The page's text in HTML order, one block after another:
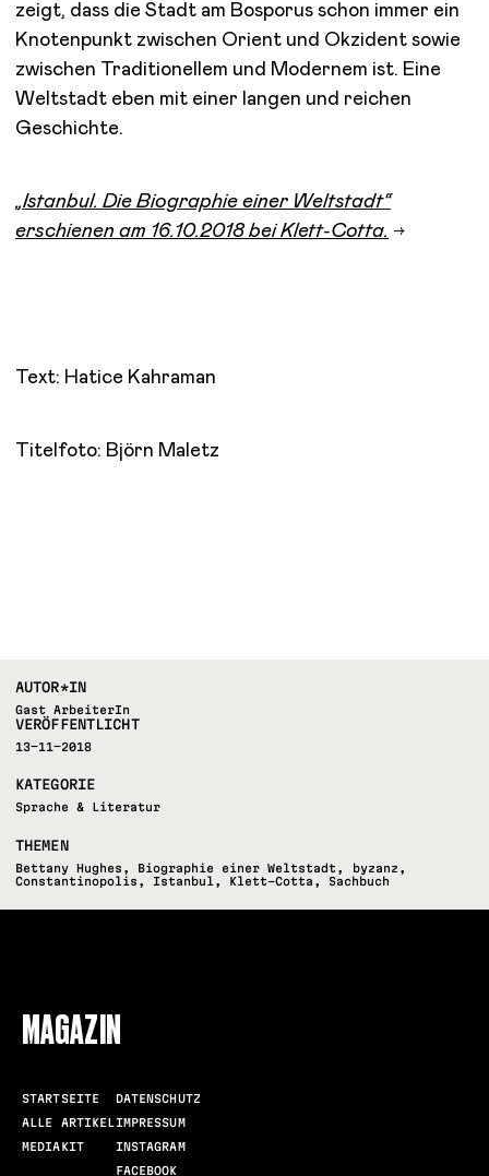
zeigt, dass die Stadt am Bosporus schon immer ein
Knotenpunkt zwischen Orient und Okzident sowie
zwischen Traditionellem und Modernem ist. Eine
Weltstadt eben mit einer langen und reichen
Geschichte.
„Istanbul. Die Biographie einer Weltstadt“
erschienen am 16.10.2018 bei Klett-Cotta.
Text: Hatice Kahraman
Titelfoto: Björn Maletz
AUTOR*IN
Gast ArbeiterIn
VERÖFFENTLICHT
13-11-2018
KATEGORIE
Sprache & Literatur
THEMEN
Bettany Hughes , Biographie einer Weltstadt , byzanz ,
Constantinopolis ,Istanbul , Klett-Cotta , Sachbuch
MAGAZIN
STARTSEITE
ALLE ARTIKEL
MEDIAKIT
DATENSCHUTZ
IMPRESSUM
INSTAGRAM
FACEBOOK